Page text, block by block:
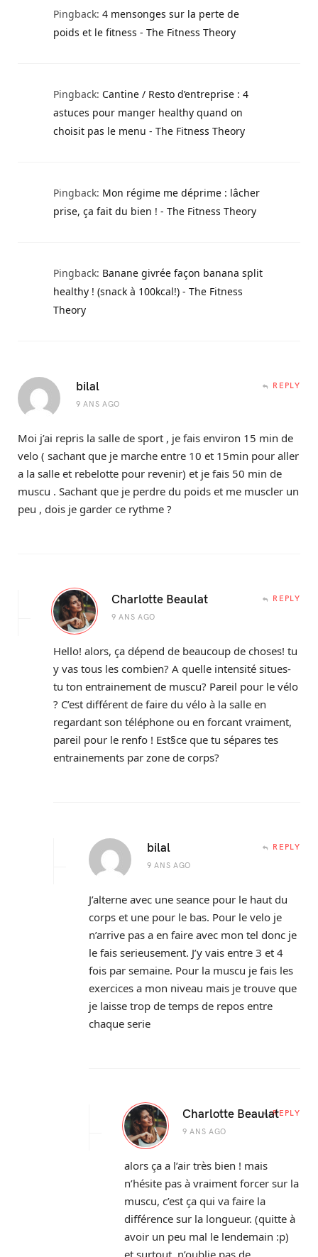
Pingback: 4 mensonges sur la perte de
poids et le fitness - The Fitness Theory
Pingback: Cantine / Resto d’entreprise : 4
astuces pour manger healthy quand on
choisit pas le menu - The Fitness Theory
Pingback: Mon régime me déprime : lâcher
prise, ça fait du bien ! - The Fitness Theory
Pingback: Banane givrée façon banana split
healthy ! (snack à 100kcal!) - The Fitness
Theory
bilal
9 ANS AGO
REPLY
Moi j’ai repris la salle de sport , je fais environ 15 min de
velo ( sachant que je marche entre 10 et 15min pour aller
a la salle et rebelotte pour revenir) et je fais 50 min de
muscu . Sachant que je perdre du poids et me muscler un
peu , dois je garder ce rythme ?
Charlotte Beaulat
9 ANS AGO
REPLY
Hello! alors, ça dépend de beaucoup de choses! tu
y vas tous les combien? A quelle intensité situes-
tu ton entrainement de muscu? Pareil pour le vélo
? C’est différent de faire du vélo à la salle en
regardant son téléphone ou en forcant vraiment,
pareil pour le renfo ! Est§ce que tu sépares tes
entrainements par zone de corps?
bilal
9 ANS AGO
REPLY
J’alterne avec une seance pour le haut du
corps et une pour le bas. Pour le velo je
n’arrive pas a en faire avec mon tel donc je
le fais serieusement. J’y vais entre 3 et 4
fois par semaine. Pour la muscu je fais les
exercices a mon niveau mais je trouve que
je laisse trop de temps de repos entre
chaque serie
Charlotte Beaulat
9 ANS AGO
REPLY
alors ça a l’air très bien ! mais
n’hésite pas à vraiment forcer sur la
muscu, c’est ça qui va faire la
différence sur la longueur. (quitte à
avoir un peu mal le lendemain :p)
et surtout, n’oublie pas de